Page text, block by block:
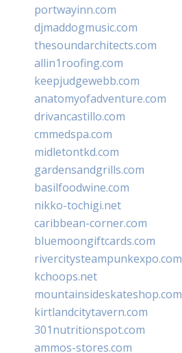
portwayinn.com
djmaddogmusic.com
thesoundarchitects.com
allin1roofing.com
keepjudgewebb.com
anatomyofadventure.com
drivancastillo.com
cmmedspa.com
midletontkd.com
gardensandgrills.com
basilfoodwine.com
nikko-tochigi.net
caribbean-corner.com
bluemoongiftcards.com
rivercitysteampunkexpo.com
kchoops.net
mountainsideskateshop.com
kirtlandcitytavern.com
301nutritionspot.com
ammos-stores.com